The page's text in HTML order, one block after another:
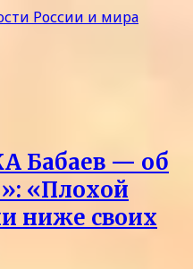
Бабаев — об
«Плохой
ниже своих